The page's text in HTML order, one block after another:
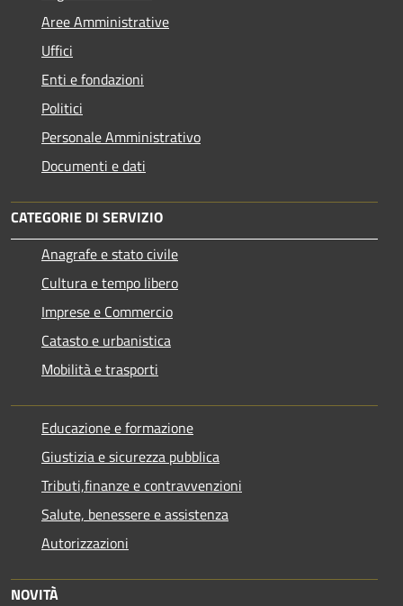
Aree Amministrative
Uffici
Enti e fondazioni
Politici
Personale Amministrativo
Documenti e dati
CATEGORIE DI SERVIZIO
Anagrafe e stato civile
Cultura e tempo libero
Imprese e Commercio
Catasto e urbanistica
Mobilità e trasporti
Educazione e formazione
Giustizia e sicurezza pubblica
Tributi,finanze e contravvenzioni
Salute, benessere e assistenza
Autorizzazioni
NOVITÀ